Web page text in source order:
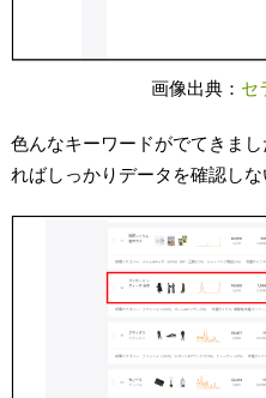
画像出典： セ
色んなキーワードがでてきま
ればしっかりデータを確認しな